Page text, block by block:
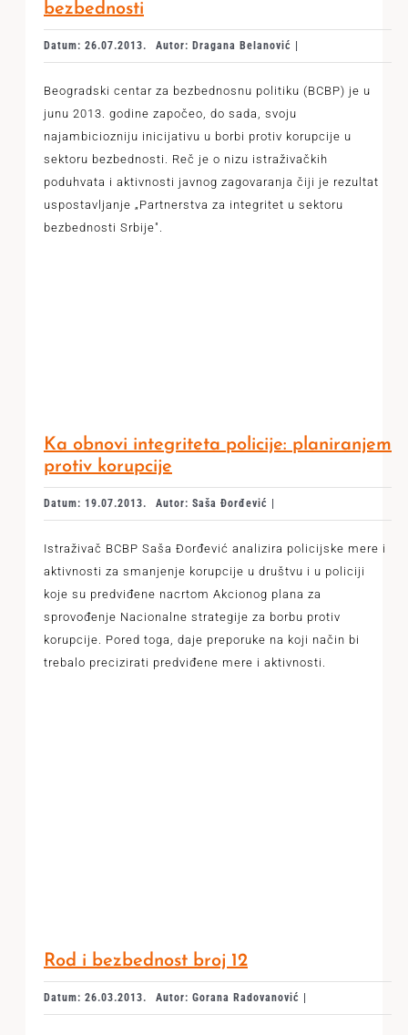
bezbednosti
Datum: 26.07.2013. Autor: Dragana Belanović |
Beogradski centar za bezbednosnu politiku (BCBP) je u
junu 2013. godine započeo, do sada, svoju
najambiciozniju inicijativu u borbi protiv korupcije u
sektoru bezbednosti. Reč je o nizu istraživačkih
poduhvata i aktivnosti javnog zagovaranja čiji je rezultat
uspostavljanje „Partnerstva za integritet u sektoru
bezbednosti Srbije".
Ka obnovi integriteta policije: planiranjem
protiv korupcije
Datum: 19.07.2013. Autor: Saša Đorđević |
Istraživač BCBP Saša Đorđević analizira policijske mere i
aktivnosti za smanjenje korupcije u društvu i u policiji
koje su predviđene nacrtom Akcionog plana za
sprovođenje Nacionalne strategije za borbu protiv
korupcije. Pored toga, daje preporuke na koji način bi
trebalo precizirati predviđene mere i aktivnosti.
Rod i bezbednost broj 12
Datum: 26.03.2013. Autor: Gorana Radovanović |